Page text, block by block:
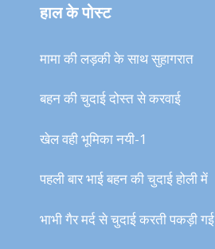
हाल के पोस्ट
मामा की लड़की के साथ सुहागरात
बहन की चुदाई दोस्त से करवाई
खेल वही भूमिका नयी-1
पहली बार भाई बहन की चुदाई होली में
भाभी गैर मर्द से चुदाई करती पकड़ी गई